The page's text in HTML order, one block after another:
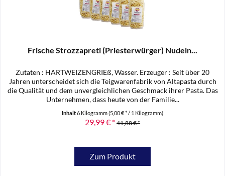
Frische Strozzapreti (Priesterwürger) Nudeln...
Zutaten : HARTWEIZENGRIEß, Wasser. Erzeuger : Seit über 20
Jahren unterscheidet sich die Teigwarenfabrik von Altapasta durch
die Qualität und dem unvergleichlichen Geschmack ihrer Pasta. Das
Unternehmen, dass heute von der Familie...
Inhalt6 Kilogramm(5,00 € * / 1 Kilogramm)
29,99 € * 41,88 € *
Zum Produkt